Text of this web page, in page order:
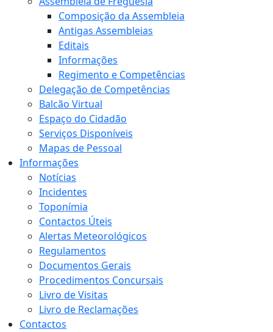
Composição da Assembleia
Antigas Assembleias
Editais
Informações
Regimento e Competências
Delegação de Competências
Balcão Virtual
Espaço do Cidadão
Serviços Disponíveis
Mapas de Pessoal
Informações
Notícias
Incidentes
Toponímia
Contactos Úteis
Alertas Meteorológicos
Regulamentos
Documentos Gerais
Procedimentos Concursais
Livro de Visitas
Livro de Reclamações
Contactos